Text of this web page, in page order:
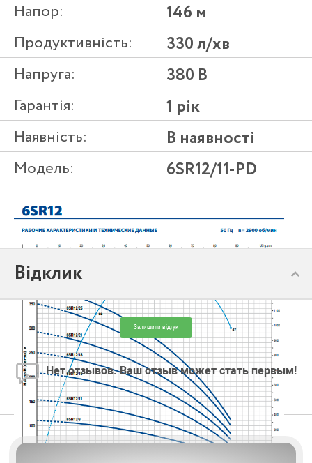
Напор: 146 м
Продуктивність: 330 л/хв
Напруга: 380 В
Гарантія: 1 рік
Наявність: В наявності
Модель: 6SR12/11-PD
Відклик
Залишити відгук
Нет отзывов. Ваш отзыв может стать первым!